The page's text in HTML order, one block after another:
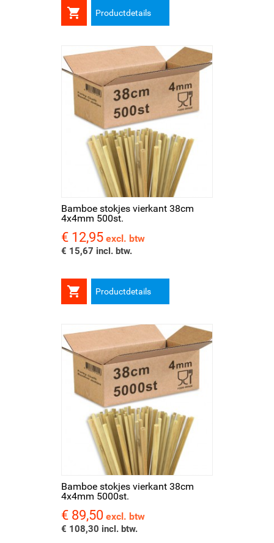
 Productdetails
Bamboe stokjes vierkant 38cm
4x4mm 500st.
Prijs
€ 12,95 excl. btw
€ 15,67 incl. btw.
 Productdetails
Bamboe stokjes vierkant 38cm
4x4mm 5000st.
Prijs
€ 89,50 excl. btw
€ 108,30 incl. btw.